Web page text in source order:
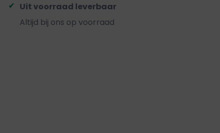
Uit voorraad leverbaar
Altijd bij ons op voorraad